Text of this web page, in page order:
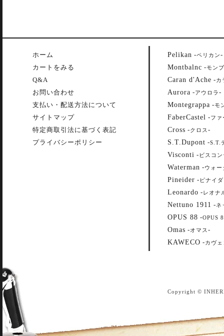
ホーム
カートをみる
Q&A
お問い合わせ
支払い・配送方法について
サイトマップ
特定商取引法に基づく表記
プライバシーポリシー
Pelikan -ペリカン-
Montbalnc -モン
Caran d'Ache -カ
Aurora -アウロラ -
Montegrappa -モ
FaberCastel -ファ
Cross -クロス -
S.T.Dupont -S.T.
Visconti - ビスコ
Waterman -ウォー
Pineider - ピナイ
Leonardo -レオナ
Nettuno 1911 -ネ
OPUS 88 -OPUS
Omas -オマス -
KAWECO -カヴェ
Copyright ©